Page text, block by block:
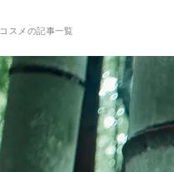
コスメの記事一覧